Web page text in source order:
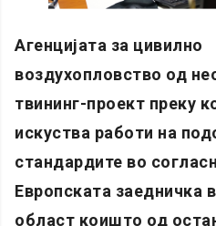
Агенцијата за цивилно
воздухопловство од
твининг-проект преку
искуства работи на
стандардите во
Европската заедничка
област коишто од